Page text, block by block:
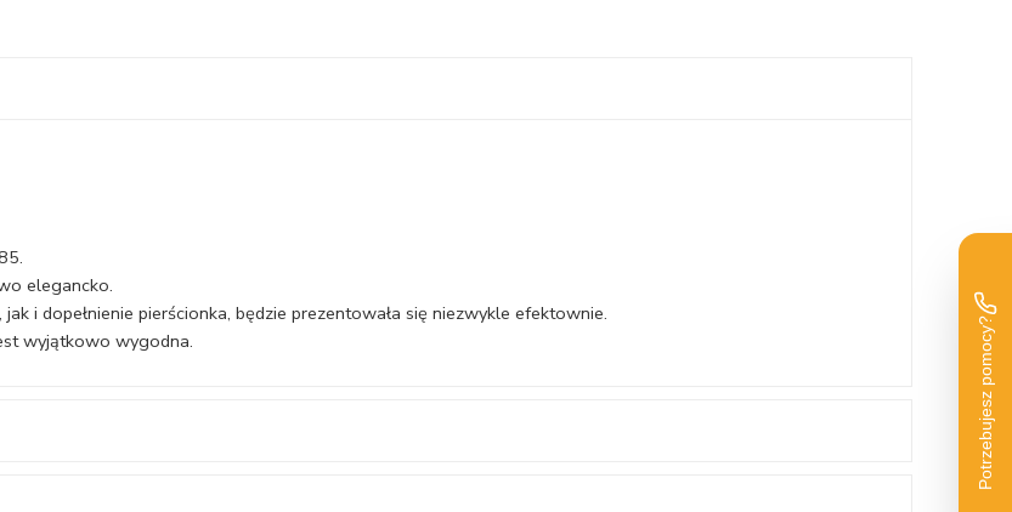
elegancko.
i dopełnienie pierścionka, będzie prezentowała się niezwykle efektownie.
wyjątkowo wygodna.